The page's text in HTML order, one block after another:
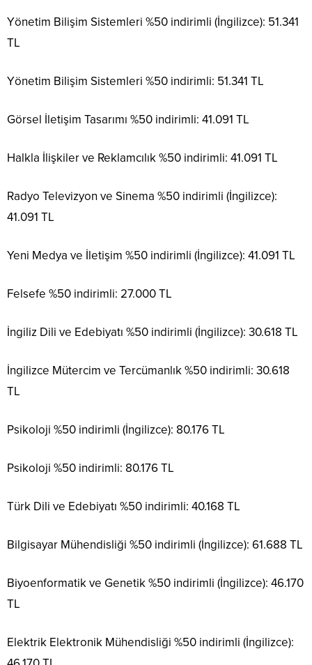
Yönetim Bilişim Sistemleri %50 indirimli (İngilizce): 51.341
TL
Yönetim Bilişim Sistemleri %50 indirimli: 51.341 TL
Görsel İletişim Tasarımı %50 indirimli: 41.091 TL
Halkla İlişkiler ve Reklamcılık %50 indirimli: 41.091 TL
Radyo Televizyon ve Sinema %50 indirimli (İngilizce):
41.091 TL
Yeni Medya ve İletişim %50 indirimli (İngilizce): 41.091 TL
Felsefe %50 indirimli: 27.000 TL
İngiliz Dili ve Edebiyatı %50 indirimli (İngilizce): 30.618 TL
İngilizce Mütercim ve Tercümanlık %50 indirimli: 30.618
TL
Psikoloji %50 indirimli (İngilizce): 80.176 TL
Psikoloji %50 indirimli: 80.176 TL
Türk Dili ve Edebiyatı %50 indirimli: 40.168 TL
Bilgisayar Mühendisliği %50 indirimli (İngilizce): 61.688 TL
Biyoenformatik ve Genetik %50 indirimli (İngilizce): 46.170
TL
Elektrik Elektronik Mühendisliği %50 indirimli (İngilizce):